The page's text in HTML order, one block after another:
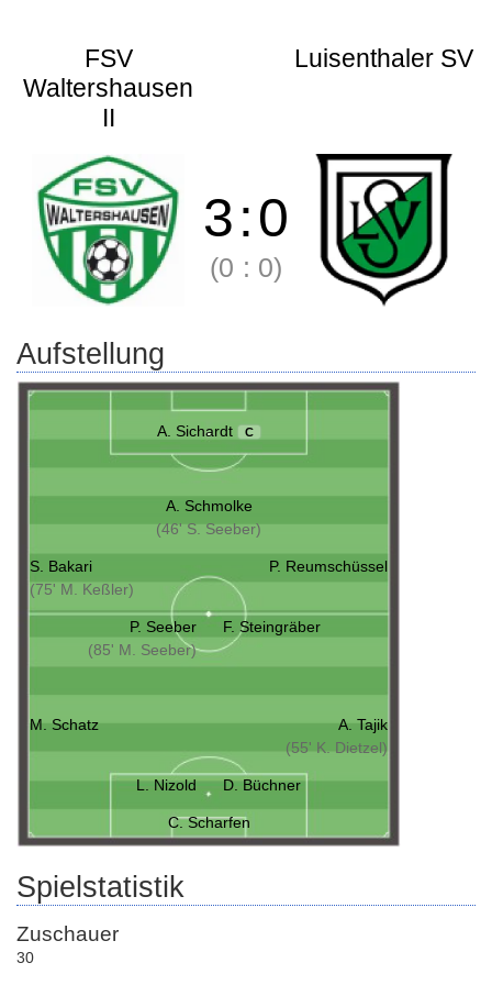
FSV
Waltershausen
II
Luisenthaler SV
3:0
(0 : 0)
Aufstellung
A. Sichardt C
A. Schmolke
(46' S. Seeber)
S. Bakari
(75' M. Keßler)
P. Reumschüssel
P. Seeber
(85' M. Seeber)
F. Steingräber
M. Schatz
A. Tajik
(55' K. Dietzel)
L. Nizold D. Büchner
C. Scharfen
Spielstatistik
Zuschauer
30